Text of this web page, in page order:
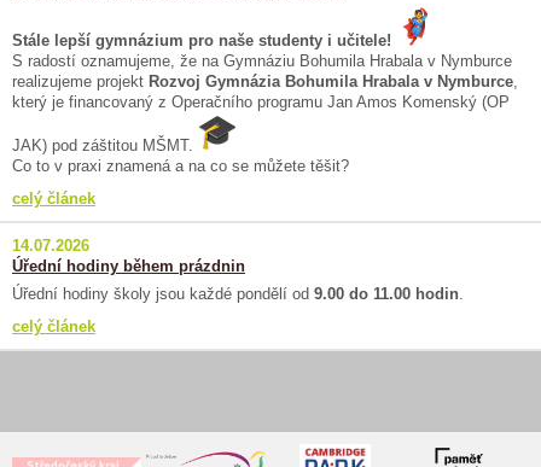
Stále lepší gymnázium pro naše studenty i učitele!
S radostí oznamujeme, že na Gymnáziu Bohumila Hrabala v Nymburce
realizujeme projekt Rozvoj Gymnázia Bohumila Hrabala v Nymburce
který je financovaný z Operačního programu Jan Amos Komenský (OP
JAK) pod záštitou MŠMT.
Co to v praxi znamená a na co se můžete těšit?
celý článek
14.07.2026
Úřední hodiny během prázdnin
Úřední hodiny školy jsou každé pondělí od 9.00 do 11.00 hodin
celý článek